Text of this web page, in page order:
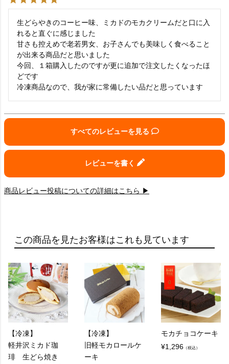
生どらやきのコーヒー味、ミカドのモカクリームだと口に入
れると直ぐに感じました
甘さも控えめで老若男女、お子さんでも美味しく食べること
が出来る商品だと思いました
今回、１箱購入したのですが更に追加で注文したくなったほ
どです
冷凍商品なので、我が家に常備したい品だと思っています
すべてのレビューを見る
レビューを書く
商品レビュー投稿についての詳細はこちら ▶
この商品を見たお客様はこれも見ています
【冷凍】
軽井沢ミカド珈
琲 生どら焼き
【冷凍】
旧軽モカロールケ
ーキ
モカチョコケーキ
¥1,296（税込）